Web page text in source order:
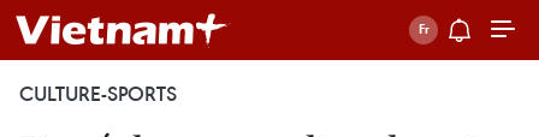
CULTURE-SPORTS